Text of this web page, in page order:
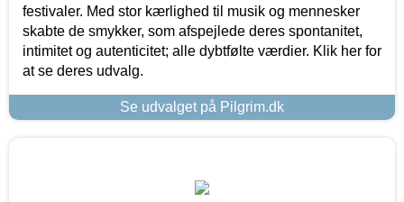
festivaler. Med stor kærlighed til musik og mennesker
skabte de smykker, som afspejlede deres spontanitet,
intimitet og autenticitet; alle dybtfølte værdier. Klik her for
at se deres udvalg.
Se udvalget på Pilgrim.dk